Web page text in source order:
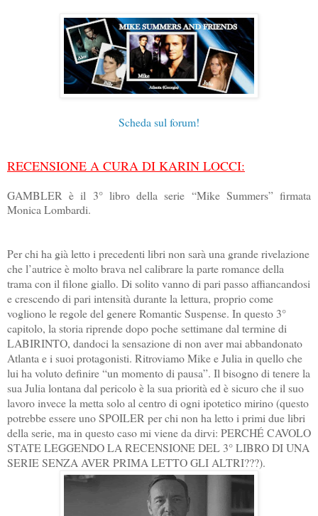
Scheda sul forum!
RECENSIONE A CURA DI KARIN LOCCI:
GAMBLER è il 3° libro della serie “Mike Summers” firmata
Monica Lombardi.
Per chi ha già letto i precedenti libri non sarà una grande rivelazione
che l’autrice è molto brava nel calibrare la parte romance della
trama con il filone giallo. Di solito vanno di pari passo affiancandosi
e crescendo di pari intensità durante la lettura, proprio come
vogliono le regole del genere Romantic Suspense. In questo 3°
capitolo, la storia riprende dopo poche settimane dal termine di
LABIRINTO, dandoci la sensazione di non aver mai abbandonato
Atlanta e i suoi protagonisti. Ritroviamo Mike e Julia in quello che
lui ha voluto definire “un momento di pausa”. Il bisogno di tenere la
sua Julia lontana dal pericolo è la sua priorità ed è sicuro che il suo
lavoro invece la metta solo al centro di ogni ipotetico mirino (questo
potrebbe essere uno SPOILER per chi non ha letto i primi due libri
della serie, ma in questo caso mi viene da dirvi: PERCHÉ CAVOLO
STATE LEGGENDO LA RECENSIONE DEL 3° LIBRO DI UNA
SERIE SENZA AVER PRIMA LETTO GLI ALTRI???).